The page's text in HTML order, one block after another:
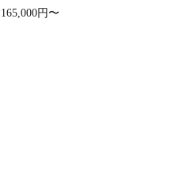
165,000円〜